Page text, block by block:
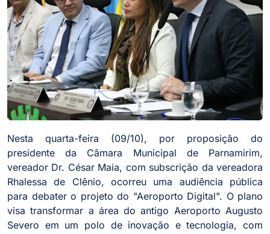
Nesta quarta-feira (09/10), por proposição do
presidente da Câmara Municipal de Parnamirim,
vereador Dr. César Maia, com subscrição da vereadora
Rhalessa de Clênio, ocorreu uma audiência pública
para debater o projeto do "Aeroporto Digital". O plano
visa transformar a área do antigo Aeroporto Augusto
Severo em um polo de inovação e tecnologia, com